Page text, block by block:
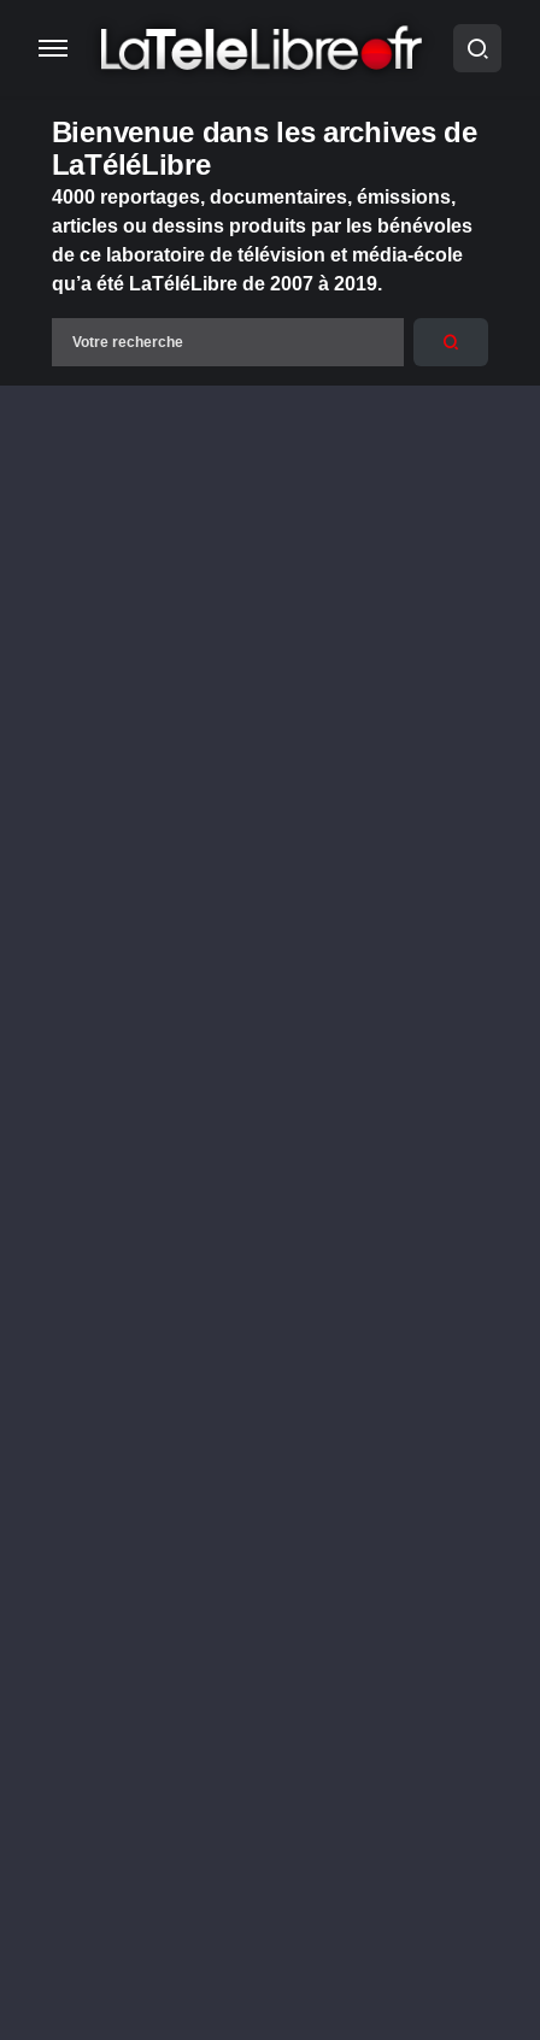
Bienvenue dans les archives de
LaTéléLibre
4000 reportages, documentaires, émissions,
articles ou dessins produits par les bénévoles
de ce laboratoire de télévision et média-école
qu’a été LaTéléLibre de 2007 à 2019.